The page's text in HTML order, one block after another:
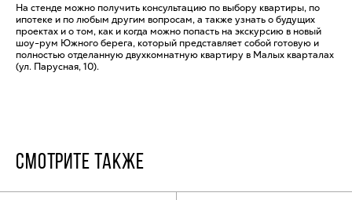
На стенде можно получить консультацию по выбору квартиры, по
ипотеке и по любым другим вопросам, а также узнать о будущих
проектах и о том, как и когда можно попасть на экскурсию в новый
шоу-рум Южного берега, который представляет собой готовую и
полностью отделанную двухкомнатную квартиру в Малых кварталах
(ул. Парусная, 10).
СМОТРИТЕ ТАКЖЕ